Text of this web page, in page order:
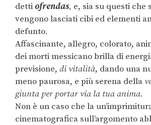
dettiofrendas, e, sia su questi che
vengono lasciati cibi ed elementi
defunto.
Affascinante, allegro, colorato,
dei morti messicano brilla di
previsione, di vitalità, dando una
meno paurosa, e più serena della
giunta per portar via la tua anima.
Non è un caso che la
cinematografica sull’argomento